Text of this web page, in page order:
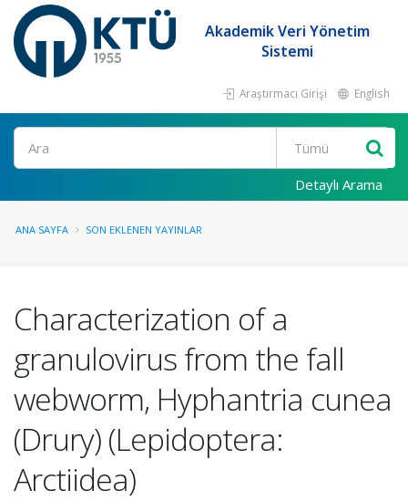
Akademik Veri Yönetim
Sistemi
Araştırmacı Girişi English
Ara
Detaylı Arama
ANA SAYFA SON EKLENEN YAYINLAR
Characterization of a
granulovirus from the fall
webworm, Hyphantria cunea
(Drury) (Lepidoptera:
Arctiidea)